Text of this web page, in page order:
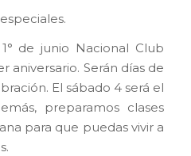
de junio Nacional Club
aniversario. Serán días de
El sábado 4 será el
preparamos clases
para que puedas vivir a